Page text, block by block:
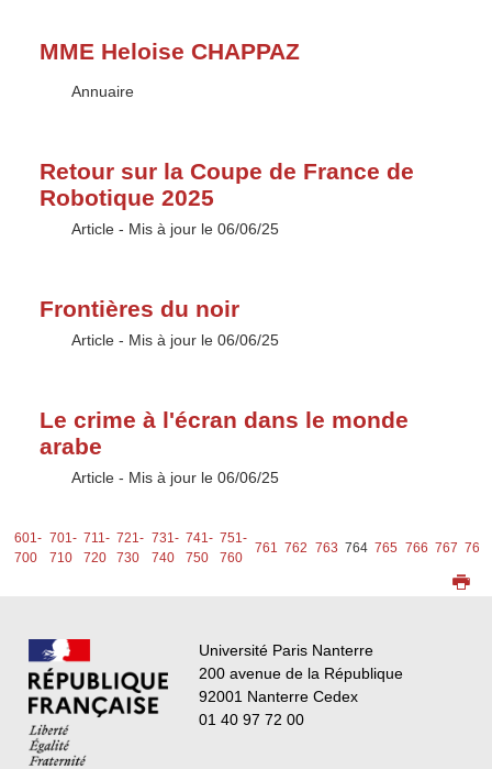
MME Heloise CHAPPAZ
Type :
Annuaire
Retour sur la Coupe de France de
Robotique 2025
Type :
Article - Mis à jour le 06/06/25
Frontières du noir
Type :
Article - Mis à jour le 06/06/25
Le crime à l'écran dans le monde
arabe
Type :
Article - Mis à jour le 06/06/25
601-
700
701-
710
711-
720
721-
730
731-
740
741-
750
751-
760
761 762 763 764 765 766 767 768
Université Paris Nanterre
200 avenue de la République
92001 Nanterre Cedex
01 40 97 72 00